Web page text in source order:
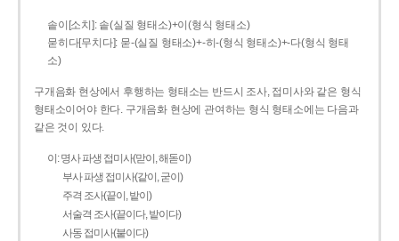
솥이[소치]: 솥(실질 형태소)+이(형식 형태소)
묻히다[무치다]: 묻­-(실질 형태소)+­-히­-(형식 형태소)+-다(형식 형태
소)
구개음화 현상에서 후행하는 형태소는 반드시 조사, 접미사와 같은 형식
형태소이어야 한다. 구개음화 현상에 관여하는 형식 형태소에는 다음과
같은 것이 있다.
이: 명사 파생 접미사(맏이, 해돋이)
부사 파생 접미사(같이, 굳이)
주격 조사(끝이, 밭이)
서술격 조사(끝이다, 밭이다)
사동 접미사(붙이다)